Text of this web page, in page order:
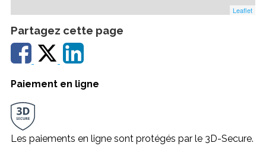
Leaflet
Partagez cette page
Paiement en ligne
Les paiements en ligne sont protégés par le 3D-Secure.